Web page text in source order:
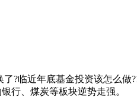
?临近年底基金投资该怎么
行、煤炭等板块逆势走强。